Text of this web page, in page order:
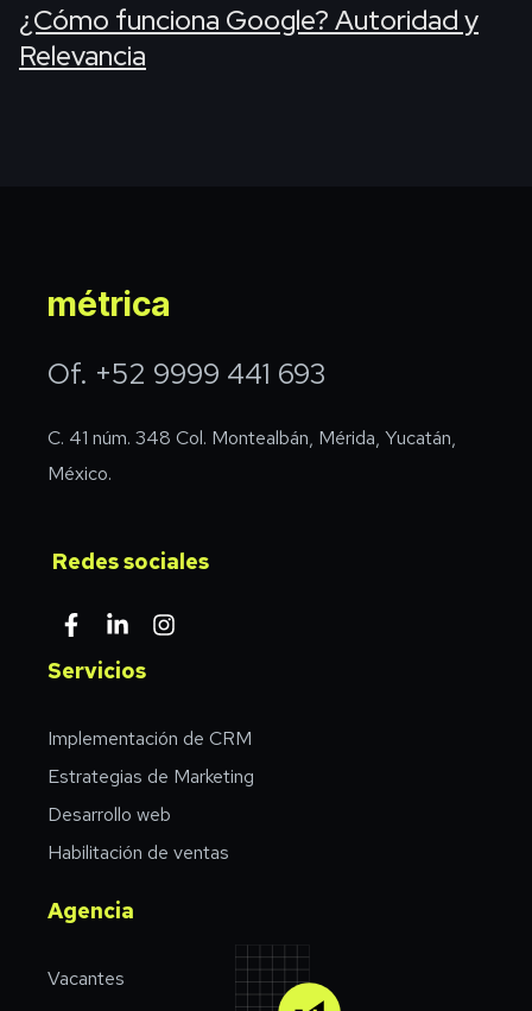
¿Cómo funciona Google? Autoridad y
Relevancia
métrica
Of. +52 9999 441 693
C. 41 núm. 348 Col. Montealbán, Mérida, Yucatán,
México.
Redes sociales
Servicios
Implementación de CRM
Estrategias de Marketing
Desarrollo web
Habilitación de ventas
Agencia
Vacantes